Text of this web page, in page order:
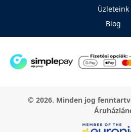
Üzleteink
Blog
© 2026. Minden jog